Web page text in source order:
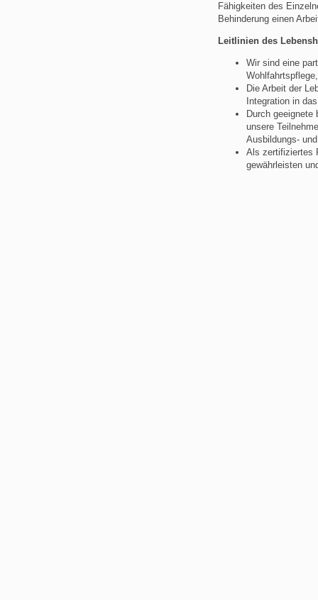
Fähigkeiten des
Behinderung einen
Leitlinien des
Wir sind eine
Die Arbeit der
Integration in
Durch
unsere
Ausbildungs-
Als zertifiziertes
gewährleisten